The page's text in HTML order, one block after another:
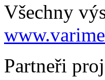
Všechny
Partneři